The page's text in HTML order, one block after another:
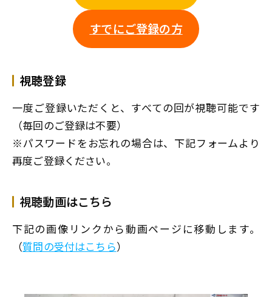
すでにご登録の方
視聴登録
一度ご登録いただくと、すべての回が視聴可能です
（毎回のご登録は不要）
※パスワードをお忘れの場合は、下記フォームより
再度ご登録ください。
視聴動画はこちら
下記の画像リンクから動画ページに移動します。
（質問の受付はこちら）